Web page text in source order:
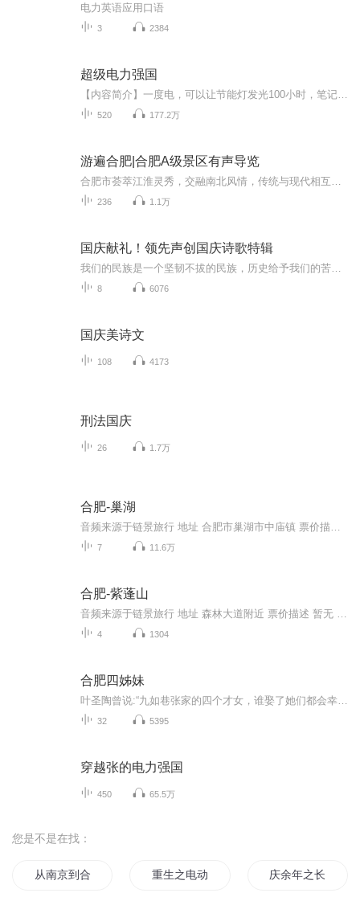
电力英语应用口语
3 2384
超级电力强国
520 177.2万
游遍合肥|合肥A级景区有声导览
236 1.1万
国庆献礼！领先声创国庆诗歌特辑
8 6076
国庆美诗文
108 4173
刑法国庆
26 1.7万
合肥-巢湖
7 11.6万
合肥-紫蓬山
4 1304
合肥四姊妹
32 5395
穿越张的电力强国
450 65.5万
您是不是在找：
从南京到合肥 重生之电动力学王者 庆余年之长歌行